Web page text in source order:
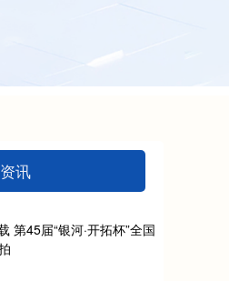
讯
第45届“银河·开拓杯”全国